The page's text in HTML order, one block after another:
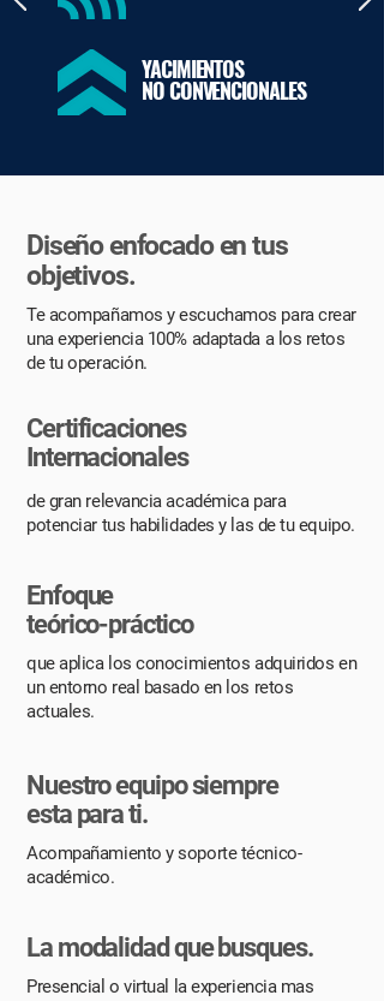
YACIMIENTOS
NO CONVENCIONALES
Diseño enfocado en tus
objetivos.
Te acompañamos y escuchamos para crear
una experiencia 100% adaptada a los retos
de tu operación.
Certificaciones
Internacionales
de gran relevancia académica para
potenciar tus habilidades y las de tu equipo.
Enfoque
teórico-práctico
que aplica los conocimientos adquiridos en
un entorno real basado en los retos
actuales.
Nuestro equipo siempre
esta para ti.
Acompañamiento y soporte técnico-
académico.
La modalidad que busques.
Presencial o virtual la experiencia mas